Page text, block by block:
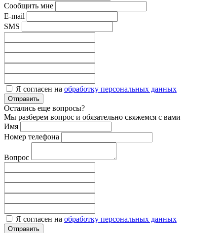
Сообщить мне
E-mail
SMS
Я согласен на обработку персональных данных
Отправить
Остались еще вопросы?
Мы разберем вопрос и обязательно свяжемся с вами
Имя
Номер телефона
Вопрос
Я согласен на обработку персональных данных
Отправить